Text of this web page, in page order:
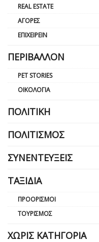
REAL ESTATE
ΑΓΟΡΈΣ
ΕΠΙΧΕΙΡΕΊΝ
ΠΕΡΙΒΆΛΛΟΝ
PET STORIES
ΟΙΚΟΛΟΓΊΑ
ΠΟΛΙΤΙΚΉ
ΠΟΛΙΤΙΣΜΌΣ
ΣΥΝΕΝΤΕΎΞΕΙΣ
ΤΑΞΊΔΙΑ
ΠΡΟΟΡΙΣΜΟΊ
ΤΟΥΡΙΣΜΌΣ
ΧΩΡΊΣ ΚΑΤΗΓΟΡΊΑ